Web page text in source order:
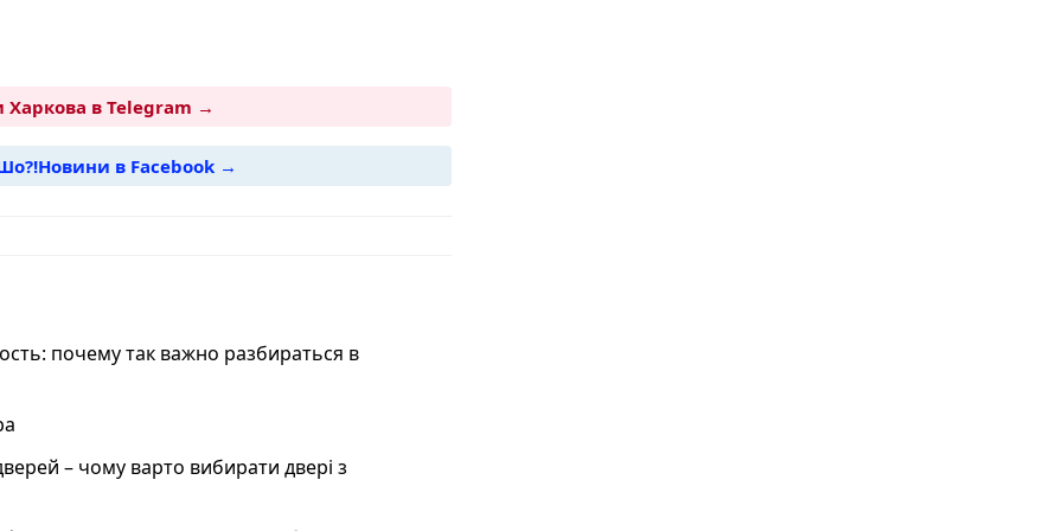
Харкова в Telegram →
в Facebook →
почему так важно разбираться в
– чому варто вибирати двері з